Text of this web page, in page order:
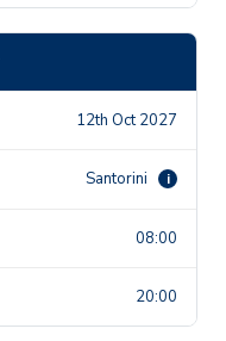
12th Oct 2027
Santorini i
08:00
20:00